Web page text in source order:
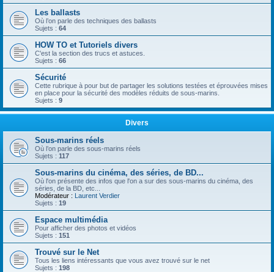
Les ballasts
Où l’on parle des techniques des ballasts
Sujets : 64
HOW TO et Tutoriels divers
C'est la section des trucs et astuces.
Sujets : 66
Sécurité
Cette rubrique à pour but de partager les solutions testées et éprouvées mises
en place pour la sécurité des modèles réduits de sous-marins.
Sujets : 9
Divers
Sous-marins réels
Où l’on parle des sous-marins réels
Sujets : 117
Sous-marins du cinéma, des séries, de BD...
Où l'on présente des infos que l'on a sur des sous-marins du cinéma, des
séries, de la BD, etc...
Modérateur : Laurent Verdier
Sujets : 19
Espace multimédia
Pour afficher des photos et vidéos
Sujets : 151
Trouvé sur le Net
Tous les liens intéressants que vous avez trouvé sur le net
Sujets : 198